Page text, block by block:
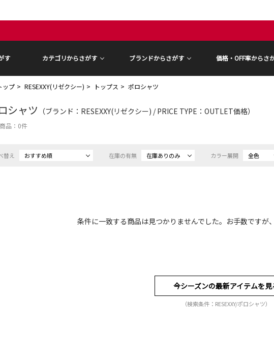
す カテゴリからさがす ブランドからさがす 価格・OFF率からさ
ップ RESEXXY(リゼクシー) トップス ポロシャツ
シャツ （ブランド：RESEXXY(リゼクシー) / PRICE TYPE：OUTLET価格）
品： 0件
替え おすすめ順 在庫の有無 在庫ありのみ カラー展開 全色
条件に一致する商品は見つかりませんでした。お手数ですが
今シーズンの最新アイテムを見
（検索条件：RESEXXY/ポロシャツ）